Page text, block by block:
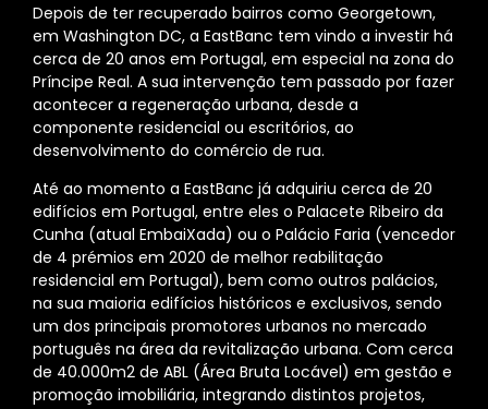
Depois de ter recuperado bairros como Georgetown,
em Washington DC, a EastBanc tem vindo a investir há
cerca de 20 anos em Portugal, em especial na zona do
Príncipe Real. A sua intervenção tem passado por fazer
acontecer a regeneração urbana, desde a
componente residencial ou escritórios, ao
desenvolvimento do comércio de rua.
Até ao momento a EastBanc já adquiriu cerca de 20
edifícios em Portugal, entre eles o Palacete Ribeiro da
Cunha (atual EmbaiXada) ou o Palácio Faria (vencedor
de 4 prémios em 2020 de melhor reabilitação
residencial em Portugal), bem como outros palácios,
na sua maioria edifícios históricos e exclusivos, sendo
um dos principais promotores urbanos no mercado
português na área da revitalização urbana. Com cerca
de 40.000m2 de ABL (Área Bruta Locável) em gestão e
promoção imobiliária, integrando distintos projetos,